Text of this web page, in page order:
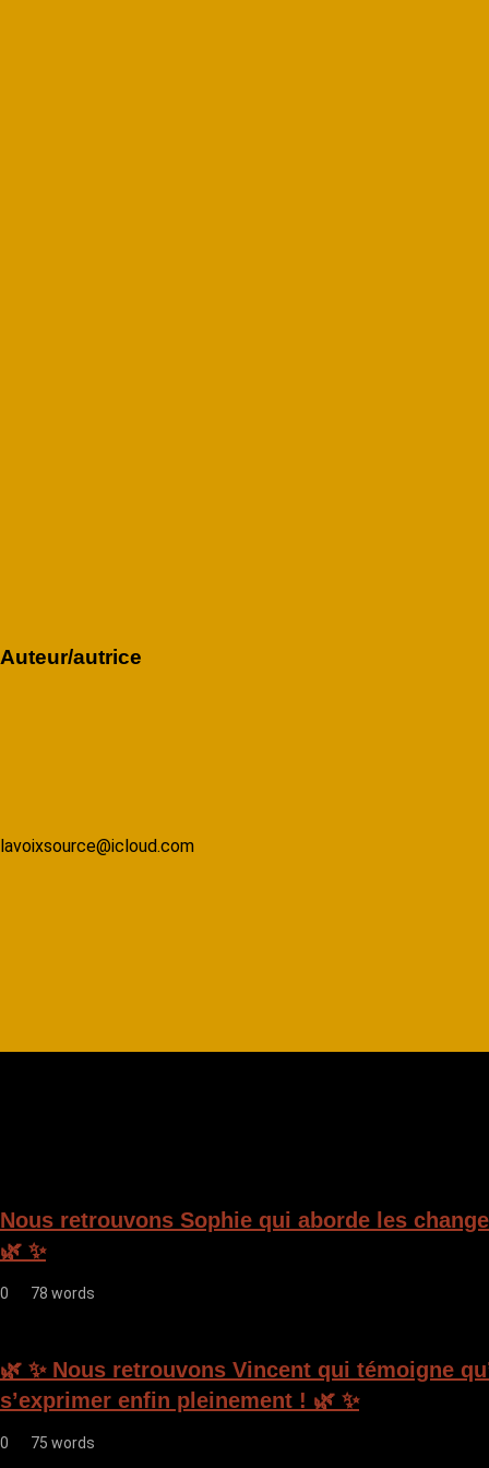
Auteur/autrice
lavoixsource@icloud.com
Nous retrouvons Sophie qui aborde les
🌿 ✨
0 78 words
🌿 ✨ Nous retrouvons Vincent qui témoigne
s’exprimer enfin pleinement ! 🌿 ✨
0 75 words